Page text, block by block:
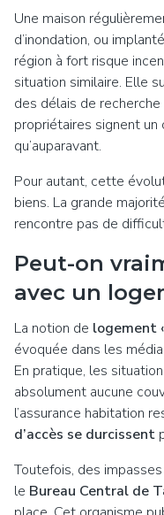
Une maison
d’inondation, ou
région à fort risque
situation similaire. Elle
des délais de
propriétaires signent un
qu’auparavant.
Pour autant, cette
biens. La grande
rencontre pas de
Peut-on
avec un
La notion de logement
évoquée dans les
En pratique, les
absolument aucune
l’assurance habitation
d’accès se durcissent
Toutefois, des
le Bureau Central de